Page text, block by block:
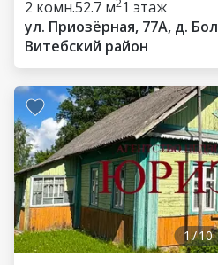
2 комн.52.7 м 1 этаж
ул. Приозёрная, 77А, д.
Витебский район
1/10